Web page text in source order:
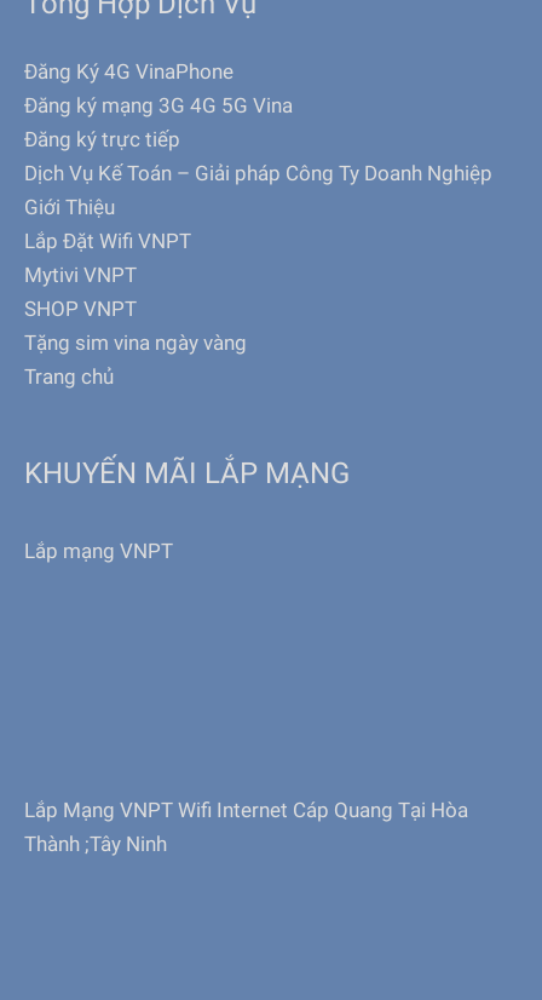
Đăng Ký 4G VinaPhone
Đăng ký mạng 3G 4G 5G Vina
Đăng ký trực tiếp
Dịch Vụ Kế Toán – Giải pháp Công Ty Doanh Nghiệp
Giới Thiệu
Lắp Đặt Wifi VNPT
Mytivi VNPT
SHOP VNPT
Tặng sim vina ngày vàng
Trang chủ
KHUYẾN MÃI LẮP MẠNG
Lắp mạng VNPT
Lắp Mạng VNPT Wifi Internet Cáp Quang Tại Hòa
Thành ;Tây Ninh